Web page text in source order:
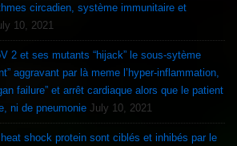
circadien, système immunitaire et
10, 2021
2 et ses mutants “hijack” le sous-sytème
aggravant par là meme l’hyper-inflammation,
failure” et arrêt cardiaque alors que le patient
ni de pneumonie July 10, 2021
shock protein sont ciblés et inhibés par le